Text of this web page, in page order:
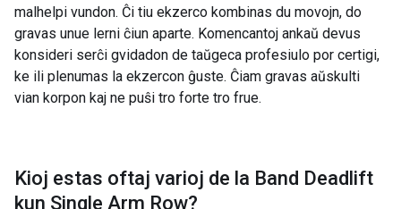
malhelpi vundon. Ĉi tiu ekzerco kombinas du movojn, do
gravas unue lerni ĉiun aparte. Komencantoj ankaŭ devus
konsideri serĉi gvidadon de taŭgeca profesiulo por certigi,
ke ili plenumas la ekzercon ĝuste. Ĉiam gravas aŭskulti
vian korpon kaj ne puŝi tro forte tro frue.
Kioj estas oftaj varioj de la Band Deadlift
kun Single Arm Row?